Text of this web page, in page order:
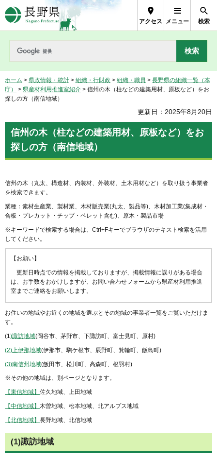
長野県Nagano Prefecture
アクセス メニュー 検索
ホーム > 県政情報・統計 > 組織・行財政 > 組織・職員 > 長野県の組織一覧（本
庁）
> 県産材利用推進室紹介 > 信州の木（柱などの建築用材、原板など）をお
探しの方（南信地域）
更新日：2025年8月20日
信州の木（柱などの建築用材、原板など）をお
探しの方（南信地域）
信州の木（丸太、構造材、内装材、外装材、土木用材など）を取り扱う事業者
を検索できます。
業種：素材生産業、製材業、木材販売業(丸太、製品等)、木材加工業(集成材・
合板・プレカット・チップ・ペレット含む)、原木・製品市場
※キーワードで検索する場合は、Ctrl+Fキーでブラウザのテキスト検索を活用
してください。
【お願い】
更新日時点での情報を掲載しておりますが、掲載情報に誤りがある場合
は、お手数をおかけしますが、お問い合わせフォームから県産材利用推進
室までご連絡をお願いします。
お住いの地域やお近くの地域を選ぶとその地域の事業者一覧をご覧いただけま
す。
(1)諏訪地域(岡谷市、茅野市、下諏訪町、富士見町、原村)
(2)上伊那地域(伊那市、駒ケ根市、辰野町、箕輪町、飯島町)
(3)南信州地域(飯田市、松川町、高森町、根羽村)
※その他の地域は、別ページとなります。
【東信地域】 佐久地域、上田地域
【中信地域】 木曽地域、松本地域、北アルプス地域
【北信地域】 長野地域、北信地域
(1)諏訪地域